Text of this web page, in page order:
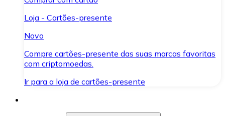
Loja - Cartões-presente
Novo
Compre cartões-presente das suas marcas favoritas
com criptomoedas.
Ir para a loja de cartões-presente